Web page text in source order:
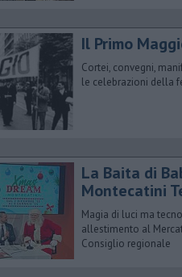
Il Primo
Cortei, convegni,
le celebrazioni della
La Baita di
Montecatini
Magia di luci ma
allestimento al
Consiglio regionale